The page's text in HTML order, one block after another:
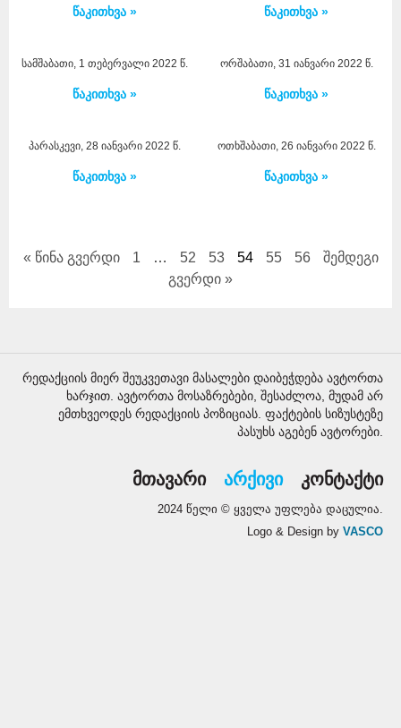
წაკითხვა » წაკითხვა »
სამშაბათი, 1 თებერვალი 2022 წ.
წაკითხვა »
ორშაბათი, 31 იანვარი 2022 წ.
წაკითხვა »
პარასკევი, 28 იანვარი 2022 წ.
წაკითხვა »
ოთხშაბათი, 26 იანვარი 2022 წ.
წაკითხვა »
« წინა გვერდი 1 … 52 53 54 55 56
შემდეგი
გვერდი »
რედაქციის მიერ შეუკვეთავი მასალები დაიბეჭდება ავტორთა
ხარჯით. ავტორთა მოსაზრებები, შესაძლოა, მუდამ არ
ემთხვეოდეს რედაქციის პოზიციას. ფაქტების სიზუსტეზე
პასუხს აგებენ ავტორები.
მთავარი არქივი კონტაქტი
2024 წელი © ყველა უფლება დაცულია.
Logo & Design by VASCO